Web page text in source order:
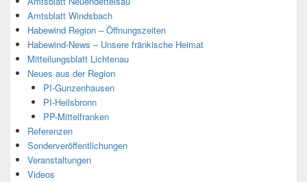
Amtsblatt Windsbach
Habewind Region – Öffnungszeiten
Habewind-News – Unsere fränkische Heimat
Mitteilungsblatt Lichtenau
Neues aus der Region
PI-Gunzenhausen
PI-Heilsbronn
PP-Mittelfranken
Referenzen
Sonderveröffentlichungen
Veranstaltungen
Videos